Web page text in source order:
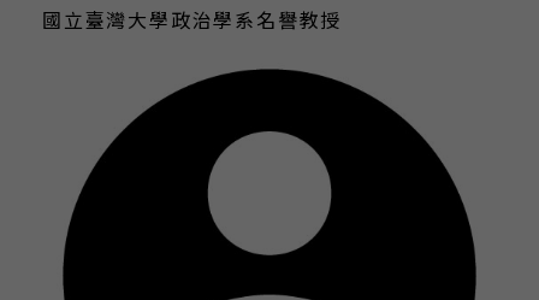
國立臺灣大學政治學系名譽教授